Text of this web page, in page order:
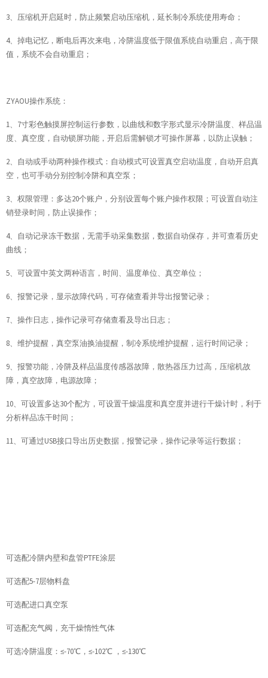
3、压缩机开启延时，防止频繁启动压缩机，延长制冷系统使用寿命；
4、掉电记忆，断电后再次来电，冷阱温度低于限值系统自动重启，高于限
值，系统不会自动重启；
ZYAOU操作系统：
1、7寸彩色触摸屏控制运行参数，以曲线和数字形式显示冷阱温度、样品温
度、真空度，自动锁屏功能，开启后需解锁才可操作屏幕，以防止误触；
2、自动或手动两种操作模式：自动模式可设置真空启动温度，自动开启真
空，也可手动分别控制冷阱和真空泵；
3、权限管理：多达20个账户，分别设置每个账户操作权限；可设置自动注
销登录时间，防止误操作；
4、自动记录冻干数据，无需手动采集数据，数据自动保存，并可查看历史
曲线；
5、可设置中英文两种语言，时间、温度单位、真空单位；
6、报警记录，显示故障代码，可存储查看并导出报警记录；
7、操作日志，操作记录可存储查看及导出日志；
8、维护提醒，真空泵油换油提醒，制冷系统维护提醒，运行时间记录；
9、报警功能，冷阱及样品温度传感器故障，散热器压力过高，压缩机故
障，真空故障，电源故障；
10、可设置多达30个配方，可设置干燥温度和真空度并进行干燥计时，利于
分析样品冻干时间；
11、可通过USB接口导出历史数据，报警记录，操作记录等运行数据；
可选配冷阱内壁和盘管PTFE涂层
可选配5-7层物料盘
可选配进口真空泵
可选配充气阀，充干燥惰性气体
可选冷阱温度：≤-70℃，≤-102℃ ，≤-130℃